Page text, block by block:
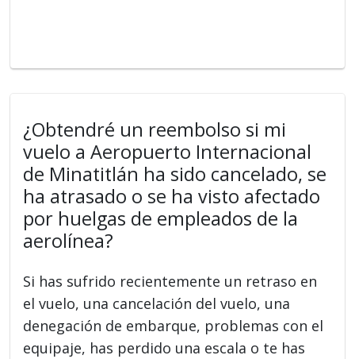
¿Obtendré un reembolso si mi
vuelo a Aeropuerto Internacional
de Minatitlán ha sido cancelado, se
ha atrasado o se ha visto afectado
por huelgas de empleados de la
aerolínea?
Si has sufrido recientemente un retraso en
el vuelo, una cancelación del vuelo, una
denegación de embarque, problemas con el
equipaje, has perdido una escala o te has